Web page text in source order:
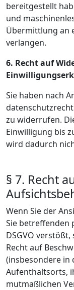
bereitgestellt
und
Übermittlung an
verlangen.
6. Recht auf
Sie haben nach
zu widerrufen.
Einwilligung bis
wird dadurch
§ 7. Recht
Wenn Sie der
Sie betreffenden
DSGVO verstößt,
Recht auf
(insbesondere in
Aufenthaltsorts,
mutmaßlichen